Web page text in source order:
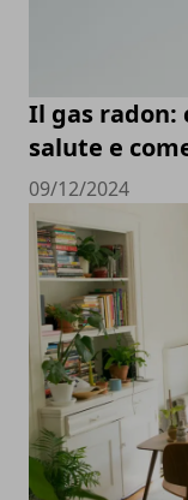
Il gas radon:
salute e
09/12/2024